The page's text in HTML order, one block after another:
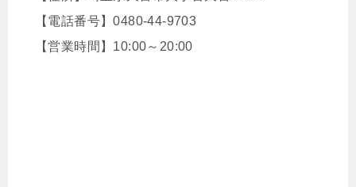
【電話番号】0480-44-9703
【営業時間】10:00～20:00